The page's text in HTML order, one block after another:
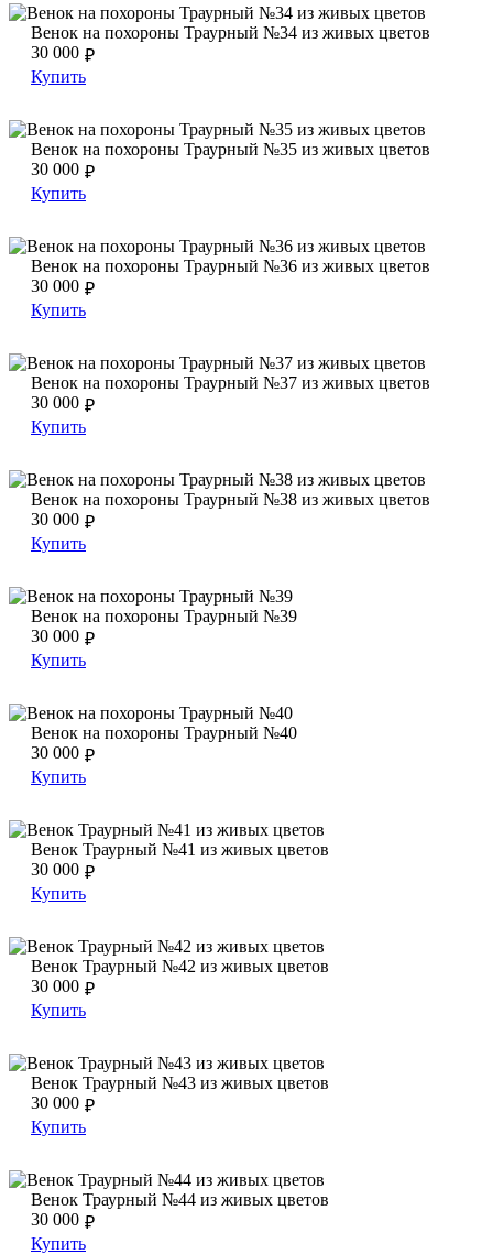
Венок на похороны Траурный №34 из живых цветов
Венок на похороны Траурный №34 из живых цветов
Венок на похороны Траурный №34 из живых цветов
₽
30 000
Купить
Венок на похороны Траурный №35 из живых цветов
Венок на похороны Траурный №35 из живых цветов
Венок на похороны Траурный №35 из живых цветов
₽
30 000
Купить
Венок на похороны Траурный №36 из живых цветов
Венок на похороны Траурный №36 из живых цветов
Венок на похороны Траурный №36 из живых цветов
₽
30 000
Купить
Венок на похороны Траурный №37 из живых цветов
Венок на похороны Траурный №37 из живых цветов
Венок на похороны Траурный №37 из живых цветов
₽
30 000
Купить
Венок на похороны Траурный №38 из живых цветов
Венок на похороны Траурный №38 из живых цветов
Венок на похороны Траурный №38 из живых цветов
₽
30 000
Купить
Венок на похороны Траурный №39
Венок на похороны Траурный №39
Венок на похороны Траурный №39
₽
30 000
Купить
Венок на похороны Траурный №40
Венок на похороны Траурный №40
Венок на похороны Траурный №40
₽
30 000
Купить
Венок Траурный №41 из живых цветов
Венок Траурный №41 из живых цветов
Венок Траурный №41 из живых цветов
₽
30 000
Купить
Венок Траурный №42 из живых цветов
Венок Траурный №42 из живых цветов
Венок Траурный №42 из живых цветов
₽
30 000
Купить
Венок Траурный №43 из живых цветов
Венок Траурный №43 из живых цветов
Венок Траурный №43 из живых цветов
₽
30 000
Купить
Венок Траурный №44 из живых цветов
Венок Траурный №44 из живых цветов
Венок Траурный №44 из живых цветов
₽
30 000
Купить